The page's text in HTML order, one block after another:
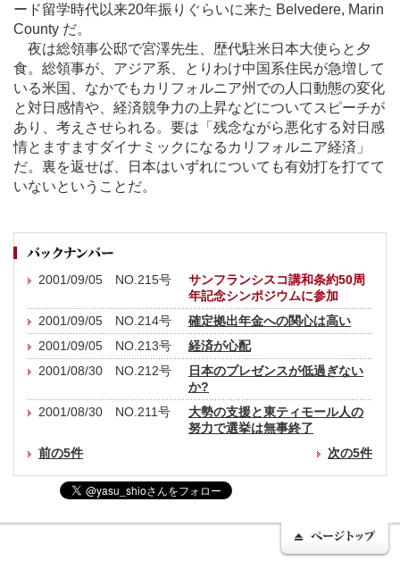
ード留学時代以来20年振りぐらいに来た Belvedere, Marin
County だ。
夜は総領事公邸で宮澤先生、歴代駐米日本大使らと夕
食。総領事が、アジア系、とりわけ中国系住民が急増して
いる米国、なかでもカリフォルニア州での人口動態の変化
と対日感情や、経済競争力の上昇などについてスピーチが
あり、考えさせられる。要は「残念ながら悪化する対日感
情とますますダイナミックになるカリフォルニア経済」
だ。裏を返せば、日本はいずれについても有効打を打てて
いないということだ。
2001/09/05 NO.215号
サンフランシスコ講和条約50周
年記念シンポジウムに参加
2001/09/05 NO.214号
確定拠出年金への関心は高い
2001/09/05 NO.213号
経済が心配
2001/08/30 NO.212号
日本のプレゼンスが低過ぎない
か?
2001/08/30 NO.211号
大勢の支援と東ティモール人の
努力で選挙は無事終了
前の5件
次の5件